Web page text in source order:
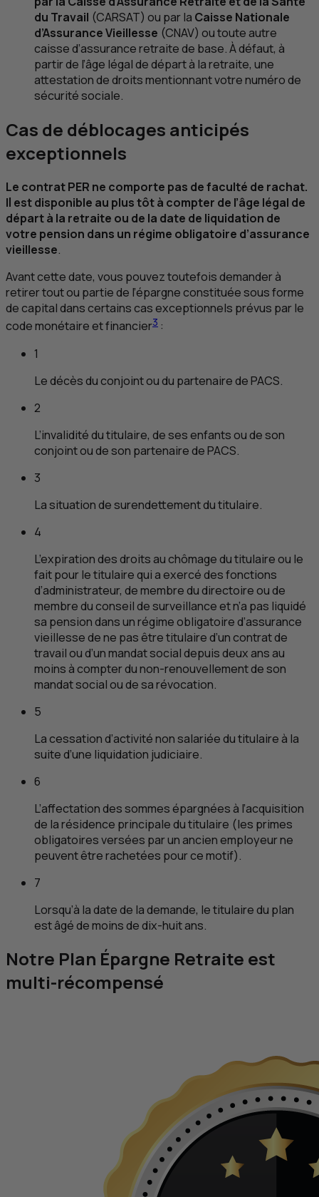
du Travail (CARSAT) ou par la Caisse Nationale
d’Assurance Vieillesse (CNAV) ou toute autre
caisse d’assurance retraite de base. À défaut, à
partir de l’âge légal de départ à la retraite, une
attestation de droits mentionnant votre numéro de
sécurité sociale.
Cas de déblocages anticipés
exceptionnels
Le contratPER ne comporte pas de faculté de rachat.
Il est disponible au plus tôt à compter de l’âge légal de
départ à la retraite ou de la date de liquidation de
votre pension dans un régime obligatoire d’assurance
vieillesse.
Avant cette date, vous pouvez toutefois demander à
retirer tout ou partie de l’épargne constituée sous forme
de capital dans certains cas exceptionnels prévus par le
code monétaire et financier3 :
1
Le décès du conjoint ou du partenaire de PACS.
2
L’invalidité du titulaire, de ses enfants ou de son
conjoint ou de son partenaire de PACS.
3
La situation de surendettement du titulaire.
4
L’expiration des droits au chômage du titulaire ou le
fait pour le titulaire qui a exercé des fonctions
d’administrateur, de membre du directoire ou de
membre du conseil de surveillance et n’a pas liquidé
sa pension dans un régime obligatoire d’assurance
vieillesse de ne pas être titulaire d’un contrat de
travail ou d’un mandat social depuis deux ans au
moins à compter du non-renouvellement de son
mandat social ou de sa révocation.
5
La cessation d’activité non salariée du titulaire à la
suite d’une liquidation judiciaire.
6
L’affectation des sommes épargnées à l’acquisition
de la résidence principale du titulaire (les primes
obligatoires versées par un ancien employeur ne
peuvent être rachetées pour ce motif).
7
Lorsqu’à la date de la demande, le titulaire du plan
est âgé de moins de dix-huit ans.
Notre Plan Épargne Retraite est
multi-récompensé